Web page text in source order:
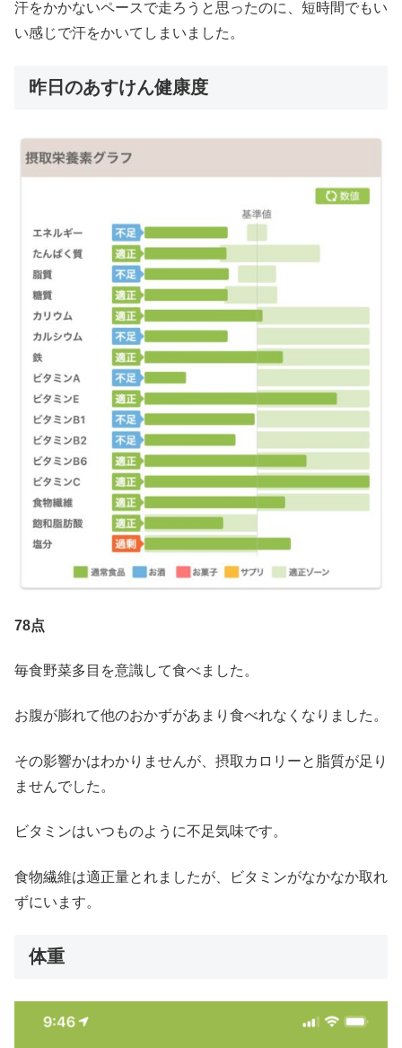
汗をかかないペースで走ろうと思ったのに、短時間でもい
い感じで汗をかいてしまいました。
昨日のあすけん健康度
78点
毎食野菜多目を意識して食べました。
お腹が膨れて他のおかずがあまり食べれなくなりました。
その影響かはわかりませんが、摂取カロリーと脂質が足り
ませんでした。
ビタミンはいつものように不足気味です。
食物繊維は適正量とれましたが、ビタミンがなかなか取れ
ずにいます。
体重